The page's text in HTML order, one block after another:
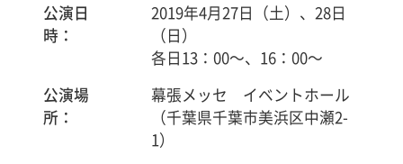
公演日
時：
2019年4月27日（土）、28日
（日）
各日13：00～、16：00～
公演場
所：
幕張メッセ イベントホール
（千葉県千葉市美浜区中瀬2-
1）